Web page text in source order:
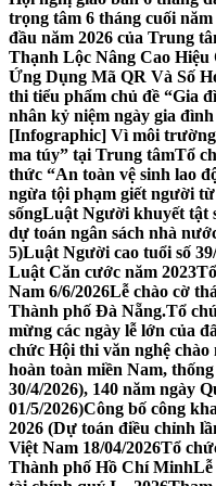
trọng tâm 6 tháng cuối năm
đầu năm 2026 của Trung
Thạnh Lộc Nâng Cao
Ứng Dụng Mã QR Và Số
thi tiểu phẩm chủ đề “Gia
nhân kỷ niệm ngày gia đình
[Infographic] Vì môi
ma túy” tại Trung tâmTổ
thức “An toàn vệ sinh lao
ngừa tội phạm giết người
sốngLuật Người khuyết tật
dự toán ngân sách nhà
5)Luật Người cao tuổi số
Luật Căn cước năm 2023
Nam 6/6/2026Lễ chào cờ
Thành phố Đà Nẵng.Tổ
mừng các ngày lễ lớn của
chức Hội thi văn nghệ
hoàn toàn miền Nam,
30/4/2026), 140 năm ngày
01/5/2026)Công bố công
2026 (Dự toán điều chỉnh
Việt Nam 18/04/2026Tổ
Thành phố Hồ Chí MinhLễ